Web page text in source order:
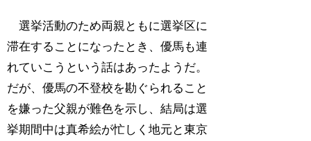
選挙活動のため両親ともに選挙区に
滞在することになったとき、優馬も連
れていこうという話はあったようだ。
だが、優馬の不登校を勘ぐられること
を嫌った父親が難色を示し、結局は選
挙期間中は真希絵が忙しく地元と東京